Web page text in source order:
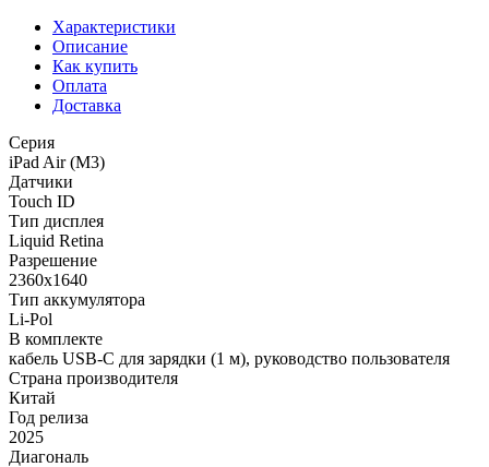
Характеристики
Описание
Как купить
Оплата
Доставка
Серия
iPad Air (M3)
Датчики
Touch ID
Тип дисплея
Liquid Retina
Разрешение
2360x1640
Тип аккумулятора
Li-Pol
В комплекте
кабель USB‑C для зарядки (1 м), руководство пользователя
Страна производителя
Китай
Год релиза
2025
Диагональ